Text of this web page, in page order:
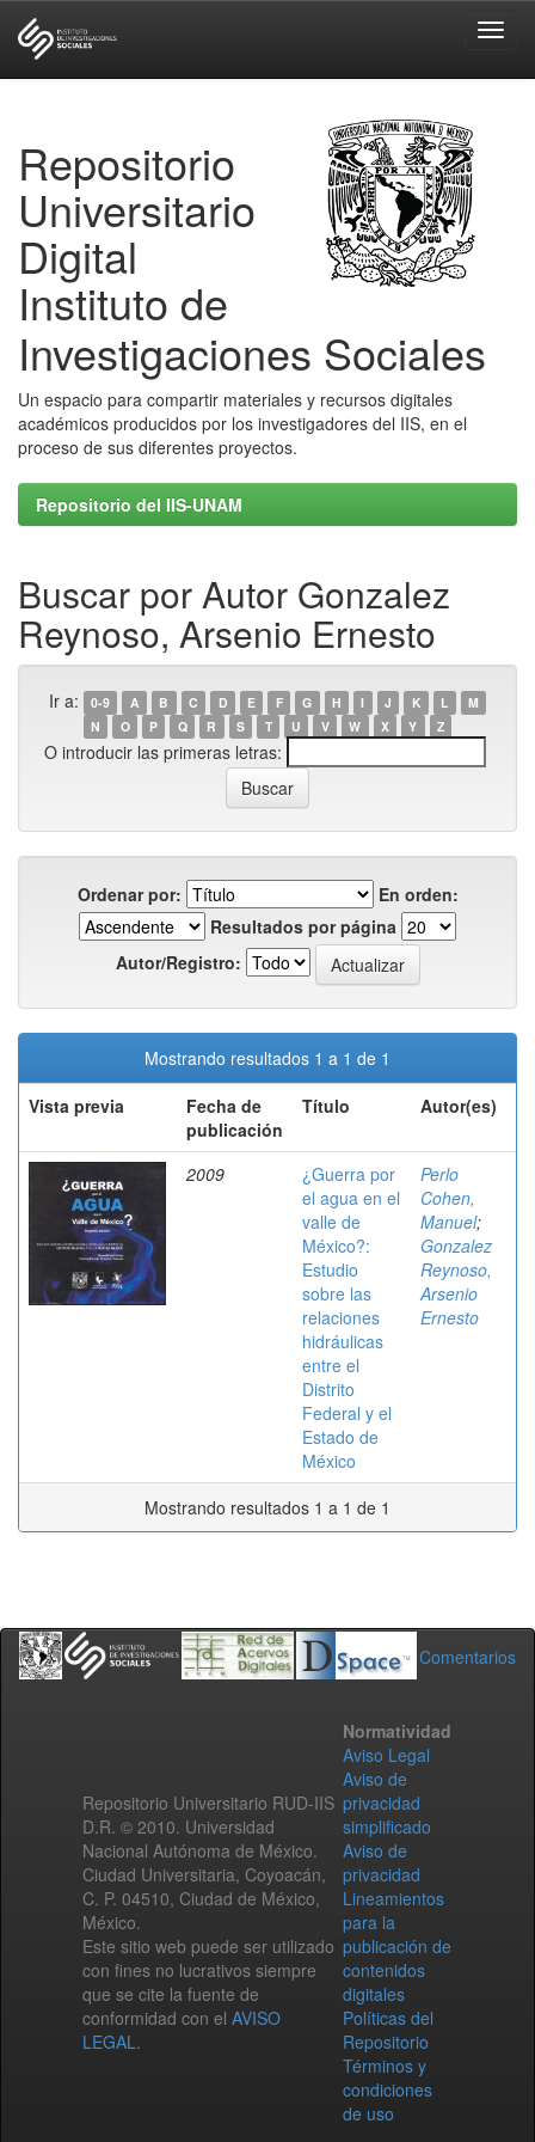
Repositorio
Universitario
Digital
Instituto de
Investigaciones Sociales
Un espacio para compartir materiales y recursos digitales
académicos producidos por los investigadores del IIS, en el
proceso de sus diferentes proyectos.
Repositorio del IIS-UNAM
Buscar por Autor Gonzalez
Reynoso, Arsenio Ernesto
Ir a: 0-9 A B C D E F G H I J K L
M
N
O P Q R S T U V W X Y Z
O introducir las primeras letras:
Ordenar por:
En orden:
Resultados por página
Autor/Registro:
Mostrando resultados 1 a 1 de 1
Vista previa
Fecha de
publicación
Título Autor(es)
2009
¿Guerra por
el agua en el
valle de
México?:
Estudio
sobre las
relaciones
hidráulicas
entre el
Distrito
Federal y el
Estado de
México
Perlo
Cohen,
Manuel;
Gonzalez
Reynoso,
Arsenio
Ernesto
Mostrando resultados 1 a 1 de 1
Comentarios
Repositorio Universitario RUD-IIS
D.R. © 2010. Universidad
Nacional Autónoma de México.
Ciudad Universitaria, Coyoacán,
C. P. 04510, Ciudad de México,
México.
Este sitio web puede ser utilizado
con fines no lucrativos siempre
que se cite la fuente de
conformidad con el AVISO
LEGAL.
Normatividad
Aviso Legal
Aviso de
privacidad
simplificado
Aviso de
privacidad
Lineamientos
para la
publicación de
contenidos
digitales
Políticas del
Repositorio
Términos y
condiciones
de uso